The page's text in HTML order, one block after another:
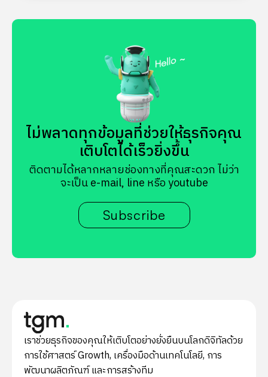
ไม่พลาดทุกข้อมูลที่ช่วยให้ธุรกิจคุณ
เติบโตได้เร็วยิ่งขึ้น
ติดตามได้หลากหลายช่องทางที่คุณสะดวก ไม่ว่า
จะเป็น e-mail, line หรือ youtube
Subscribe
เราช่วยธุรกิจของคุณให้เติบโตอย่างยั่งยืนบนโลกดิจิทัลด้วย
การใช้ศาสตร์ Growth, เครื่องมือด้านเทคโนโลยี, การ
พัฒนาผลิตภัณฑ์ และการสร้างทีม